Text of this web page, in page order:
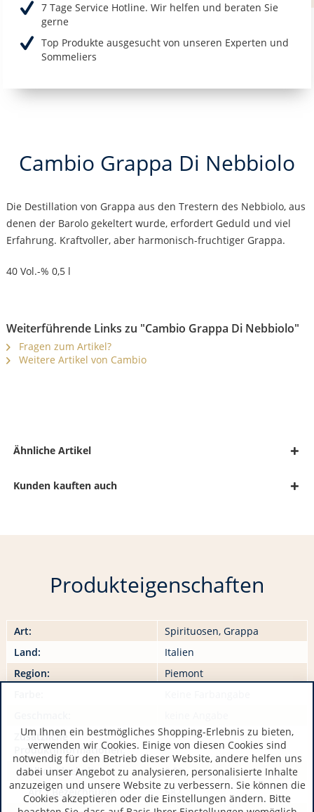
7 Tage Service Hotline. Wir helfen und beraten Sie
gerne
Top Produkte ausgesucht von unseren Experten und
Sommeliers
Cambio Grappa Di Nebbiolo
Die Destillation von Grappa aus den Trestern des Nebbiolo, aus
denen der Barolo gekeltert wurde, erfordert Geduld und viel
Erfahrung. Kraftvoller, aber harmonisch-fruchtiger Grappa.
40 Vol.-% 0,5 l
Weiterführende Links zu "Cambio Grappa Di Nebbiolo"
Fragen zum Artikel?
Weitere Artikel von Cambio
Ähnliche Artikel
Kunden kauften auch
Produkteigenschaften
Art:
Spirituosen, Grappa
Land:
Italien
Region:
Piemont
Zusätzliche
Produktinformationen:
Alkoholgehalt:
0,00
Art / Bezeichnung:
582
Um Ihnen ein bestmögliches Shopping-Erlebnis zu bieten,
verwenden wir Cookies. Einige von diesen Cookies sind
notwendig für den Betrieb dieser Website, andere helfen uns
dabei unser Angebot zu analysieren, personalisierte Inhalte
anzuzeigen und unsere Website zu verbessern. Sie können die
Cookies akzeptieren oder die Einstellungen ändern. Bitte